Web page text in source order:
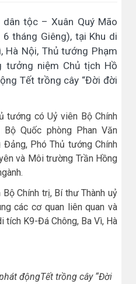
tộc – Xuân Quý Mão
tháng Giêng), tại Khu di
Hà Nội, Thủ tướng Phạm
tưởng niệm Chủ tịch Hồ
Tết trồng cây “Đời đời
tướng có Uỷ viên Bộ Chính
Quốc phòng Phan Văn
Đảng, Phó Thủ tướng Chính
và Môi trường Trần Hồng
Chính trị, Bí thư Thành uỷ
các cơ quan liên quan và
tích K9-Đá Chông, Ba Vì, Hà
độngTết trồng cây “Đời